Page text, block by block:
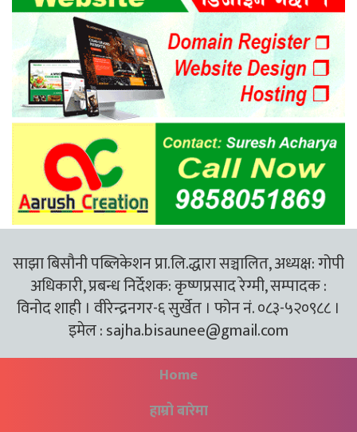
साझा बिसौनी पब्लिकेशन प्रा.लि.द्धारा सञ्चालित, अध्यक्ष: गोपी
अधिकारी, प्रबन्ध निर्देशक: कृष्णप्रसाद रेग्मी, सम्पादक :
विनोद शाही । वीरेन्द्रनगर-६ सुर्खेत । फोन नं. ०८३-५२०९८८ ।
इमेल :sajha.bisaunee@gmail.com
Home
हाम्रो बारेमा